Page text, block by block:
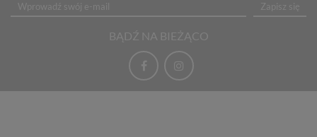
Zapisz się
BĄDŹ NA BIEŻĄCO